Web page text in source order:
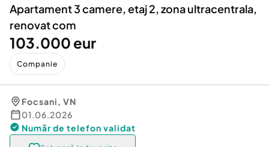
Apartament 3 camere, etaj 2, zona ultracentrala,
renovat com
103.000 eur
Companie
Focsani, VN
01.06.2026
Număr de telefon validat